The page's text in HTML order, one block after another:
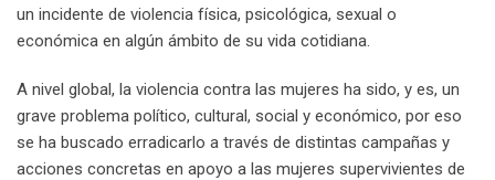
un incidente de violencia física, psicológica, sexual o
económica en algún ámbito de su vida cotidiana.
A nivel global, la violencia contra las mujeres ha sido, y es, un
grave problema político, cultural, social y económico, por eso
se ha buscado erradicarlo a través de distintas campañas y
acciones concretas en apoyo a las mujeres supervivientes de